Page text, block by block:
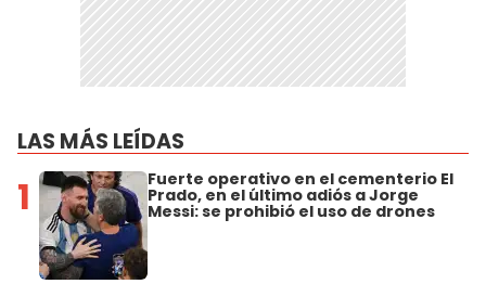
LAS MÁS LEÍDAS
1 Fuerte operativo en el cementerio El
Prado, en el último adiós a Jorge
Messi: se prohibió el uso de drones